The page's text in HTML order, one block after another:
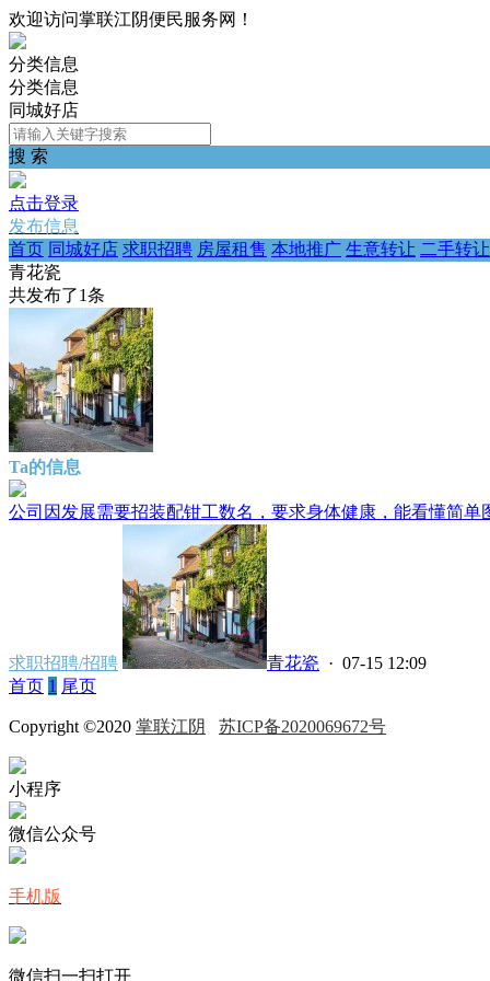
欢迎访问掌联江阴便民服务网！
分类信息
分类信息
同城好店
搜 索
点击登录
发布信息
首页 同城好店 求职招聘 房屋租售 本地推广 生意转让 二手转让
青花瓷
共发布了1条
Ta的信息
公司因发展需要招装配钳工数名，要求身体健康，能看懂简单
求职招聘/招聘 青花瓷 · 07-15 12:09
首页 1 尾页
Copyright ©2020 掌联江阴 苏ICP备2020069672号
小程序
微信公众号
手机版
微信扫一扫打开